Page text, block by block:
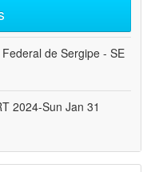
de Sergipe - SE
2024-Sun Jan 31